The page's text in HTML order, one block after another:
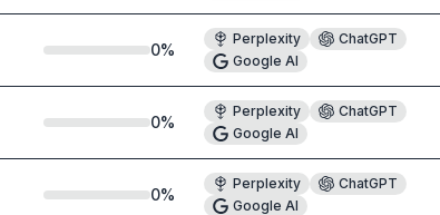
0%
Perplexity
ChatGPT
Google AI
0%
Perplexity
ChatGPT
Google AI
0%
Perplexity
ChatGPT
Google AI